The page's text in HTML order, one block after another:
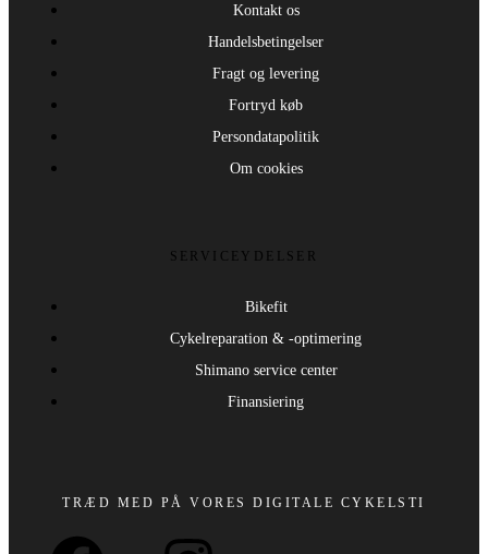
Kontakt os
Handelsbetingelser
Fragt og levering
Fortryd køb
Persondatapolitik
Om cookies
SERVICEYDELSER
Bikefit
Cykelreparation & -optimering
Shimano service center
Finansiering
TRÆD MED PÅ VORES DIGITALE CYKELSTI